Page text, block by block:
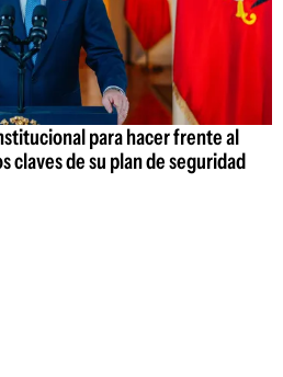
para hacer frente al
claves de su plan de seguridad